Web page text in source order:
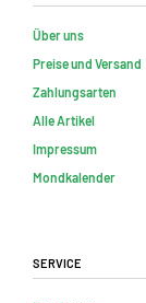
Über uns
Preise und Versand
Zahlungsarten
Alle Artikel
Impressum
Mondkalender
Service